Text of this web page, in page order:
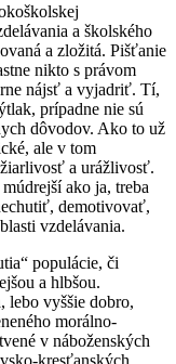
a školského
a zložitá. Pišťanie
nikto s právom
nájsť a vyjadriť. Tí,
prípadne nie sú
dôvodov. Ako to už
ale v tom
a urážlivosť.
ako ja, treba
demotivovať,
vzdelávania.
populácie, či
a hlbšou.
lebo vyššie dobro,
morálno-
v náboženských
kresťanských